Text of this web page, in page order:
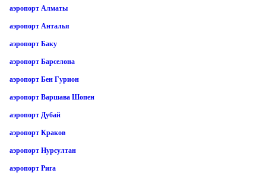
аэропорт Алматы
аэропорт Анталья
аэропорт Баку
аэропорт Барселона
аэропорт Бен Гурион
аэропорт Варшава Шопен
аэропорт Дубай
аэропорт Краков
аэропорт Нурсултан
аэропорт Рига